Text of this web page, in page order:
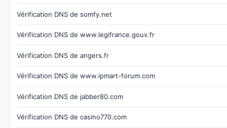
Vérification DNS de somfy.net
Vérification DNS de www.legifrance.gouv.fr
Vérification DNS de angers.fr
Vérification DNS de www.ipmart-forum.com
Vérification DNS de jabber80.com
Vérification DNS de casino770.com